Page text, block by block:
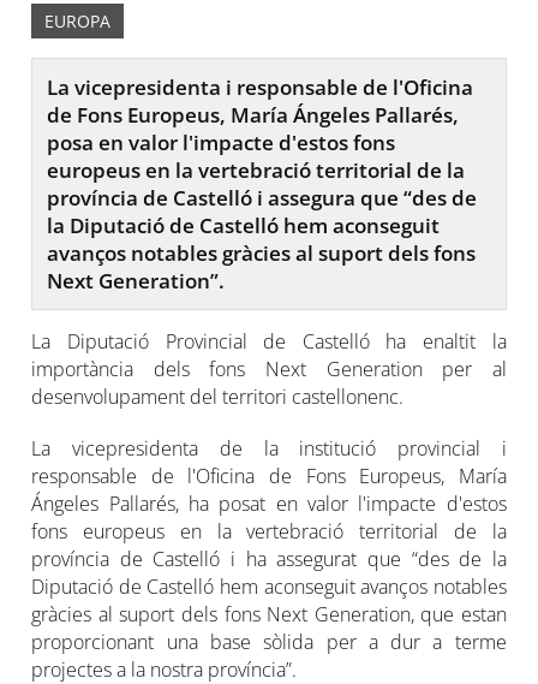
EUROPA
La vicepresidenta i responsable de l'Oficina
de Fons Europeus, María Ángeles Pallarés,
posa en valor l'impacte d'estos fons
europeus en la vertebració territorial de la
província de Castelló i assegura que “des de
la Diputació de Castelló hem aconseguit
avanços notables gràcies al suport dels fons
Next Generation”.
La Diputació Provincial de Castelló ha enaltit la
importància dels fons Next Generation per al
desenvolupament del territori castellonenc.
La vicepresidenta de la institució provincial i
responsable de l'Oficina de Fons Europeus, María
Ángeles Pallarés, ha posat en valor l'impacte d'estos
fons europeus en la vertebració territorial de la
província de Castelló i ha assegurat que “des de la
Diputació de Castelló hem aconseguit avanços notables
gràcies al suport dels fons Next Generation, que estan
proporcionant una base sòlida per a dur a terme
projectes a la nostra província”.